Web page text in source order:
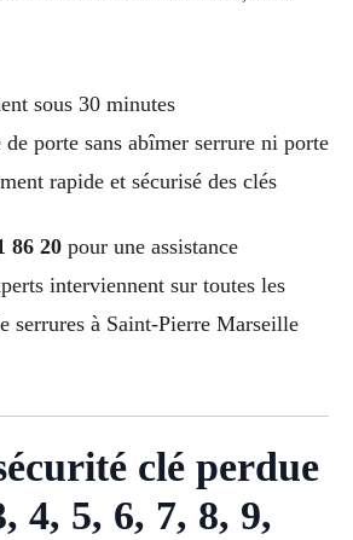
sous 30 minutes
porte sans abîmer serrure ni porte
rapide et sécurisé des clés
86 20 pour une assistance
interviennent sur toutes les
serrures à Saint-Pierre Marseille
clé perdue
4, 5, 6, 7, 8, 9,